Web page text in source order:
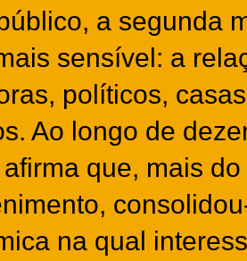
a segunda
sensível: a
políticos,
Ao longo de
que, mais
na qual